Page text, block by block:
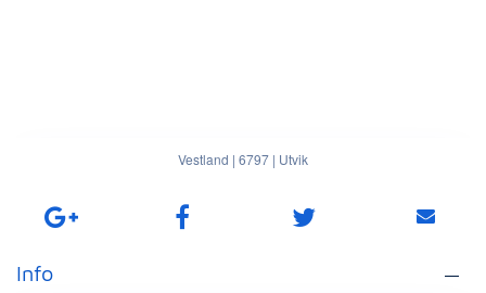
Vestland | 6797 | Utvik
Info